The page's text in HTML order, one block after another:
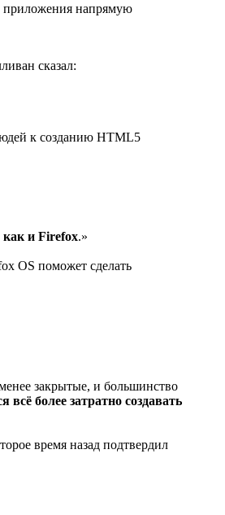
приложения напрямую
сказал:
к созданию HTML5
как и Firefox.»
OS поможет сделать
закрытые, и большинство
всё более затратно создавать
время назад подтвердил